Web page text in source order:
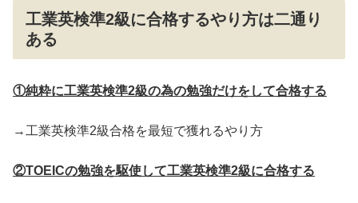
工業英検準2級に合格するやり方は二通り
ある
①純粋に工業英検準2級の為の勉強だけをして合格する
→工業英検準2級合格を最短で獲れるやり方
②TOEICの勉強を駆使して工業英検準2級に合格する